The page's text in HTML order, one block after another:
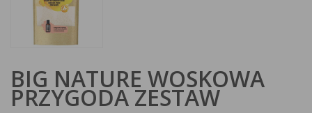
BIG NATURE WOSKOWA
PRZYGODA ZESTAW